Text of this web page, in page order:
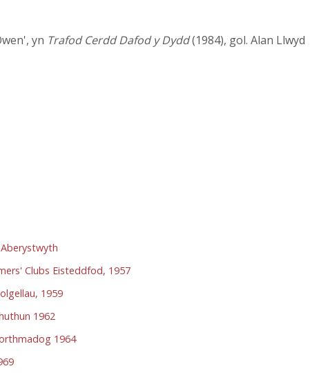
yn Trafod Cerdd Dafod y Dydd(1984), gol. Alan Llwyd
Clubs Eisteddfod, 1957
1959
1962
1964